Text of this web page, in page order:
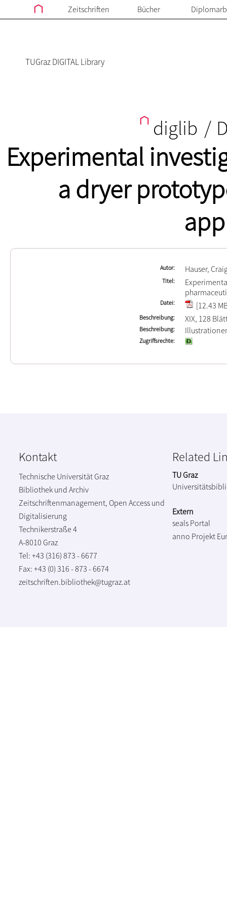
Zeitschriften Bücher
TUGraz DIGITAL Library
diglib /
Experimental
a dryer
Autor Hauser,
Titel
Datei [12.43
Beschreibung XIX, 128
Beschreibung
Zugriffsrechte
Kontakt
Technische Universität Graz
Bibliothek und Archiv
Zeitschriftenmanagement, Open Access und
Digitalisierung
Technikerstraße 4
A-8010 Graz
Tel: +43 (316) 873 - 6677
Fax: +43 (0) 316 - 873 - 6674
zeitschriften.bibliothek@tugraz.at
Related
TU Graz
Extern
seals Portal
anno Projekt